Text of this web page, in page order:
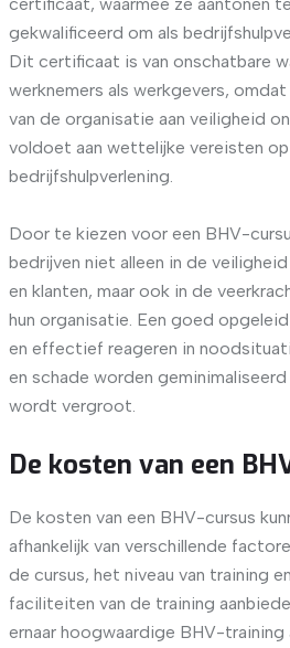
gekwalificeerd om als
Dit certificaat is van onschatbare
werknemers als werkgevers,
van de organisatie aan veiligheid
voldoet aan wettelijke vereisten
bedrijfshulpverlening.
Door te kiezen voor een BHV-
bedrijven niet alleen in de veiligheid
en klanten, maar ook in de
hun organisatie. Een goed
en effectief reageren in
en schade worden
wordt vergroot.
De kosten van een
De kosten van een BHV-cursus
afhankelijk van verschillende
de cursus, het niveau van training
faciliteiten van de training
ernaar hoogwaardige BHV-